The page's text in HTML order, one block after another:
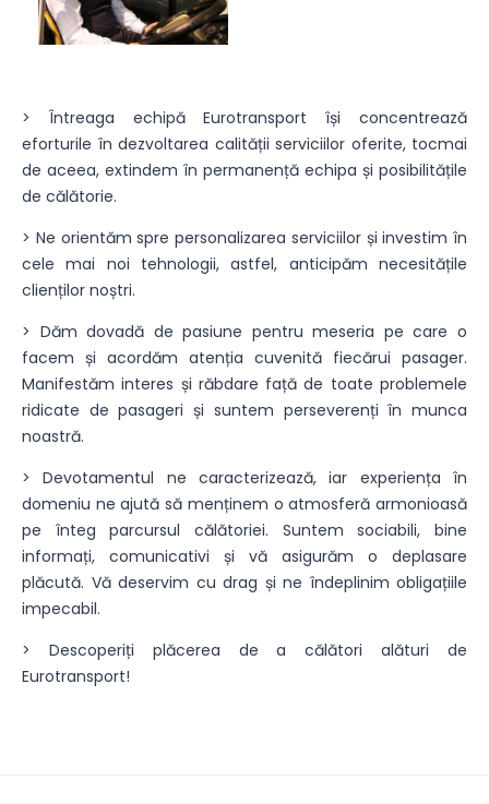
> Întreaga echipă Eurotransport își concentrează
eforturile în dezvoltarea calității serviciilor oferite, tocmai
de aceea, extindem în permanență echipa și posibilitățile
de călătorie.
> Ne orientăm spre personalizarea serviciilor și investim în
cele mai noi tehnologii, astfel, anticipăm necesitățile
clienților noștri.
> Dăm dovadă de pasiune pentru meseria pe care o
facem și acordăm atenția cuvenită fiecărui pasager.
Manifestăm interes și răbdare față de toate problemele
ridicate de pasageri și suntem perseverenți în munca
noastră.
> Devotamentul ne caracterizează, iar experiența în
domeniu ne ajută să menținem o atmosferă armonioasă
pe înteg parcursul călătoriei. Suntem sociabili, bine
informați, comunicativi și vă asigurăm o deplasare
plăcută. Vă deservim cu drag și ne îndeplinim obligațiile
impecabil.
> Descoperiți plăcerea de a călători alături de
Eurotransport!